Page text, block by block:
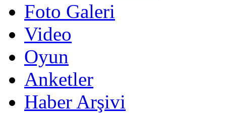
Foto Galeri
Video
Oyun
Anketler
Haber Arşivi